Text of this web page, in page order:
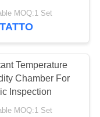
Stainless Steel
MOQ:1 Set
Temperature
Chamber For
Inspection
MOQ:1 Set